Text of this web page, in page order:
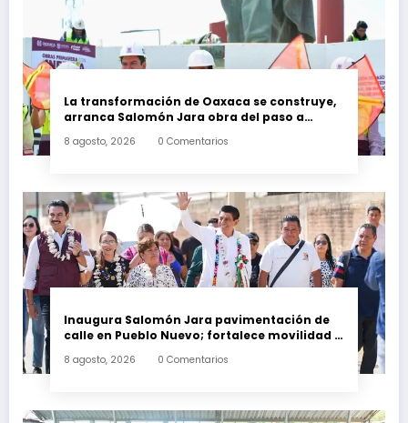
La transformación de Oaxaca se construye,
arranca Salomón Jara obra del paso a
kilómetro 184 + 300
8 agosto, 2026 0 Comentarios
Inaugura Salomón Jara pavimentación de
calle en Pueblo Nuevo; fortalece movilidad y
8 agosto, 2026 0 Comentarios